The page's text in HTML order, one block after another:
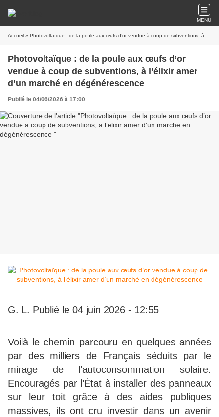
MENU
Accueil » Photovoltaïque : de la poule aux œufs d’or vendue à coup de subventions, à l’élixir amer d’un marché en dégénérescence
Photovoltaïque : de la poule aux œufs d’or
vendue à coup de subventions, à l’élixir amer
d’un marché en dégénérescence
Publié le 04/06/2026 à 17:00
G. L. Publié le 04 juin 2026 - 12:55
Voilà le chemin parcouru en quelques années
par des milliers de Français séduits par le
mirage de l’autoconsommation solaire.
Encouragés par l’État à installer des panneaux
sur leur toit grâce à des aides publiques
massives, ils ont cru investir dans un avenir